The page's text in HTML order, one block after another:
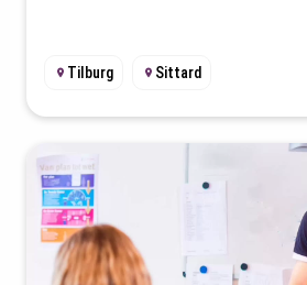
Tilburg Sittard